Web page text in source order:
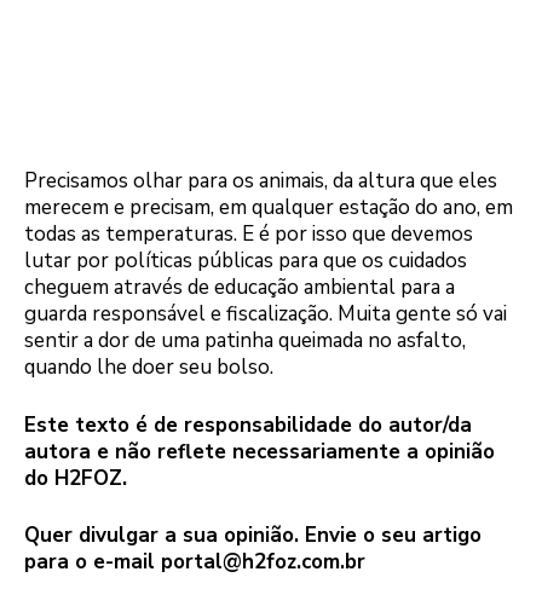
Precisamos olhar para os animais, da altura que eles
merecem e precisam, em qualquer estação do ano, em
todas as temperaturas. E é por isso que devemos
lutar por políticas públicas para que os cuidados
cheguem através de educação ambiental para a
guarda responsável e fiscalização. Muita gente só vai
sentir a dor de uma patinha queimada no asfalto,
quando lhe doer seu bolso.
Este texto é de responsabilidade do autor/da
autora e não reflete necessariamente a opinião
do H2FOZ.
Quer divulgar a sua opinião. Envie o seu artigo
para o e-mail portal@h2foz.com.br